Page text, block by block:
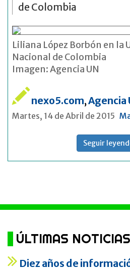
de Colombia
Liliana López Borbón en la
Nacional de Colombia
Imagen: Agencia UN
nexo5.com,Agencia
Martes, 14 de Abril de 2015
Seguir
ÚLTIMAS
Diez años de